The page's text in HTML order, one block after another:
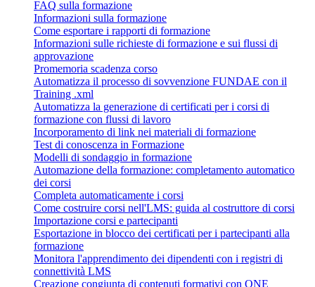
FAQ sulla formazione
Informazioni sulla formazione
Come esportare i rapporti di formazione
Informazioni sulle richieste di formazione e sui flussi di
approvazione
Promemoria scadenza corso
Automatizza il processo di sovvenzione FUNDAE con il
Training .xml
Automatizza la generazione di certificati per i corsi di
formazione con flussi di lavoro
Incorporamento di link nei materiali di formazione
Test di conoscenza in Formazione
Modelli di sondaggio in formazione
Automazione della formazione: completamento automatico
dei corsi
Completa automaticamente i corsi
Come costruire corsi nell'LMS: guida al costruttore di corsi
Importazione corsi e partecipanti
Esportazione in blocco dei certificati per i partecipanti alla
formazione
Monitora l'apprendimento dei dipendenti con i registri di
connettività LMS
Creazione congiunta di contenuti formativi con ONE